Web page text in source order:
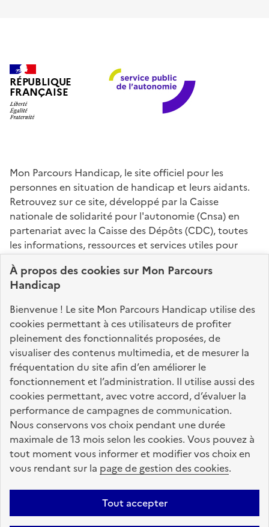
À propos descookiessur Mon Parcours
Handicap
Bienvenue ! Le site Mon Parcours Handicap utilise des
cookies permettant à ces utilisateurs de profiter
pleinement des fonctionnalités proposées, de
visualiser des contenus multimedia, et de mesurer la
fréquentation du site afin d’en améliorer le
fonctionnement et l’administration. Il utilise aussi des
cookies permettant, avec votre accord, d’évaluer la
performance de campagnes de communication.
Nous conservons vos choix pendant une durée
maximale de 13 mois selon les cookies. Vous pouvez à
tout moment vous informer et modifier vos choix en
vous rendant sur la page de gestion des cookies.
Tout accepter
RÉPUBLIQUE
FRANÇAISE
Mon Parcours Handicap, le site officiel pour les
personnes en situation de handicap et leurs aidants.
Retrouvez sur ce site, développé par la Caisse
nationale de solidarité pour l'autonomie (Cnsa) en
partenariat avec la Caisse des Dépôts (CDC), toutes
les informations, ressources et services utiles pour
connaître vos droits, effectuer vos démarches,
identifier vos interlocuteurs.
Nos sites partenaires
info.gouv.fr service-public.fr legifrance.gouv.fr
data.gouv.fr
Nos partenaires
La Caisse des Dépôts
accompagne les parcours
de vie
Plan du site Accessibilité : totalement conforme Mentions légales
Données personnelles CGU Politique des cookies